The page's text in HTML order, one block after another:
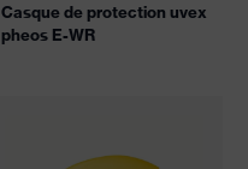
Casque de protection uvex
pheos E-WR